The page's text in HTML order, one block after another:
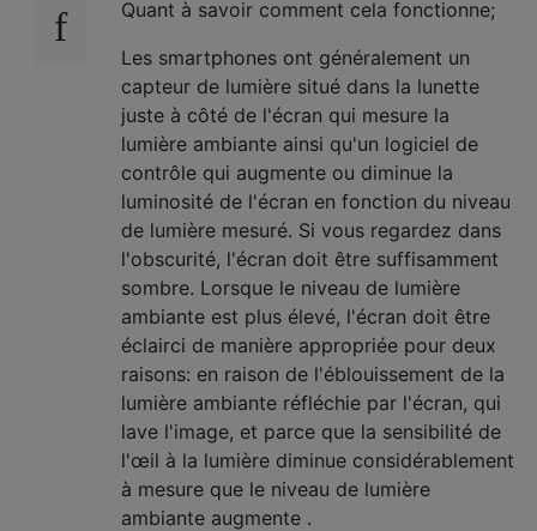
Quant à savoir comment cela fonctionne;
Les smartphones ont généralement un
capteur de lumière situé dans la lunette
juste à côté de l'écran qui mesure la
lumière ambiante ainsi qu'un logiciel de
contrôle qui augmente ou diminue la
luminosité de l'écran en fonction du niveau
de lumière mesuré. Si vous regardez dans
l'obscurité, l'écran doit être suffisamment
sombre. Lorsque le niveau de lumière
ambiante est plus élevé, l'écran doit être
éclairci de manière appropriée pour deux
raisons: en raison de l'éblouissement de la
lumière ambiante réfléchie par l'écran, qui
lave l'image, et parce que la sensibilité de
l'œil à la lumière diminue considérablement
à mesure que le niveau de lumière
ambiante augmente .